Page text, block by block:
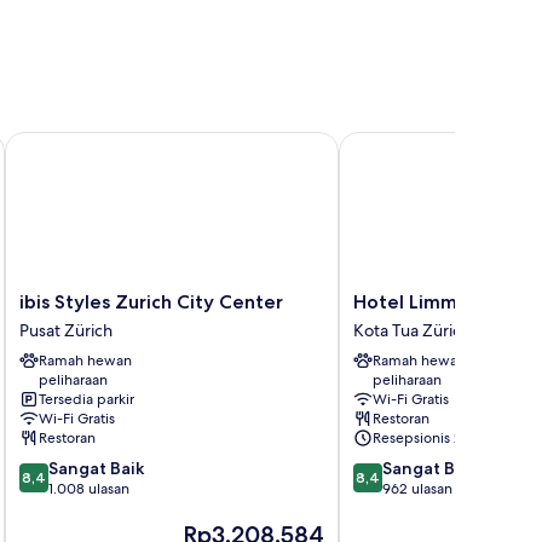
in
ibis
Styles
Zurich
City
Center
Pusat
Zürich
ibis Styles Zurich City Center
Pusat Zürich
Ramah hewan
peliharaan
Tersedia parkir
Wi-Fi Gratis
Restoran
8.4
dari
8,4 Sangat Baik
1.008 ulasan
Harga
Rp3.208.584
ibis Styles Zurich City Center
Hotel
Limmathof
Kota
Tua
Zürich
Hotel Limmathof
Kota Tua Zürich
Ramah hewan
peliharaan
Wi-Fi Gratis
Restoran
Resepsionis 24/7
8.4
dari
8,4 Sangat Baik
962 ulasan
Hotel Limmathof